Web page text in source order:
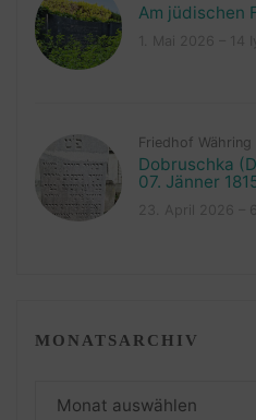
Am jüdischen
Friedhof Währing
Dobruschka
07. Jänner
MONATSARCHIV